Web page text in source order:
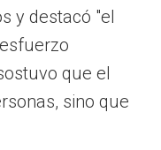
y destacó "el
que el
sino que